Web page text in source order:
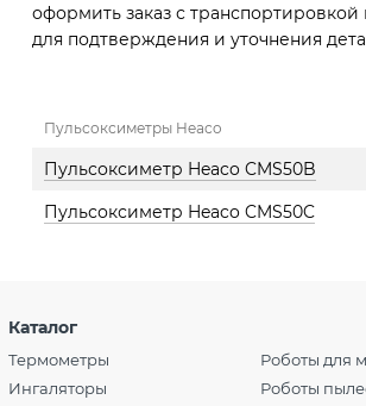
оформить заказ с
для подтверждения и уточнения
Пульсоксиметры Heaco
Пульсоксиметр Heaco CMS50B
Пульсоксиметр Heaco CMS50C
Каталог
Термометры
Ингаляторы
Роботы для
Роботы